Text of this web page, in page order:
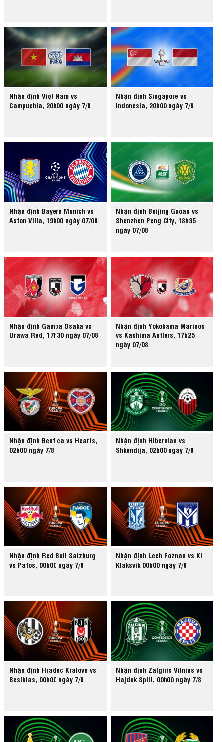
Nhận định Việt Nam vs
Campuchia, 20h00 ngày 7/8
Nhận định Singapore vs
Indonesia, 20h00 ngày 7/8
Nhận định Bayern Munich vs
Aston Villa, 19h00 ngày 07/08
Nhận định Beijing Guoan vs
Shenzhen Peng City, 18h35
ngày 07/08
Nhận định Gamba Osaka vs
Urawa Red, 17h30 ngày 07/08
Nhận định Yokohama Marinos
vs Kashima Antlers, 17h25
ngày 07/08
Nhận định Benfica vs Hearts,
02h00 ngày 7/8
Nhận định Hibernian vs
Shkendija, 02h00 ngày 7/8
Nhận định Red Bull Salzburg
vs Pafos, 00h00 ngày 7/8
Nhận định Lech Poznan vs KI
Klaksvik 00h00 ngày 7/8
Nhận định Hradec Kralove vs
Besiktas, 00h00 ngày 7/8
Nhận định Zalgiris Vilnius vs
Hajduk Split, 00h00 ngày 7/8